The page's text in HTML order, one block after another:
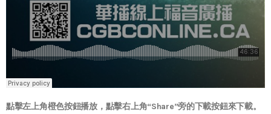
點擊左上角橙色按鈕播放，點擊右上角“Share”旁的下載按鈕來下載。